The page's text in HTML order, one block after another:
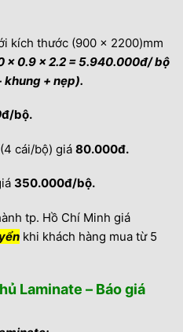
kích thước (900 x 2200)mm
x 0.9 x 2.2 = 5.940.000đ/ bộ
khung + nẹp).
đ/bộ.
cái/bộ) giá 80.000đ.
350.000đ/bộ.
tp. Hồ Chí Minh giá
khi khách hàng mua từ 5
Laminate – Báo giá